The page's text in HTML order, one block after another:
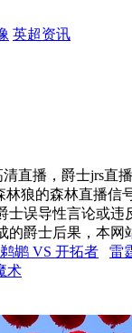
英超资讯
直播，爵士jrs直
林狼的森林直播信
士误导性言论或
的爵士后果，本网
鹈鹕 VS 开拓者
雷
术